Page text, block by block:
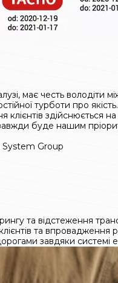
має честь
турботи про якість.
клієнтів
буде нашим
System Group
та відстеження
та впровадження
завдяки системі